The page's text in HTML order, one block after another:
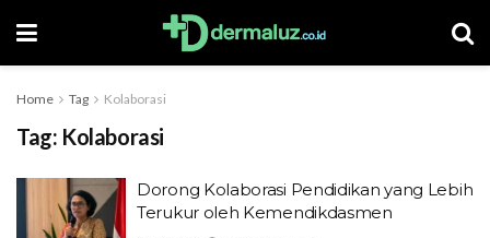
Home Tag Kolaborasi
Tag: Kolaborasi
Dorong Kolaborasi Pendidikan yang Lebih
Terukur oleh Kemendikdasmen